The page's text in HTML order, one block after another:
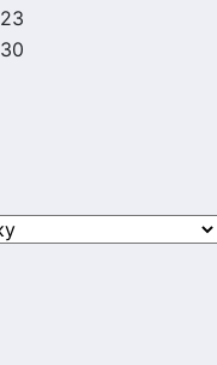
23
30